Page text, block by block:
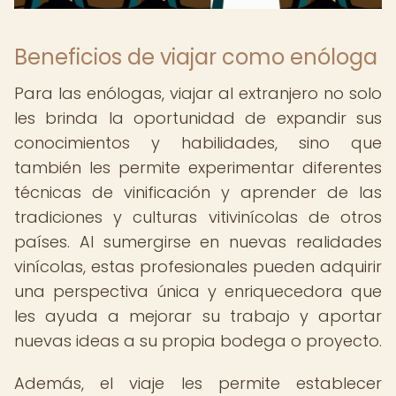
Beneficios de viajar como enóloga
Para las enólogas, viajar al extranjero no solo
les brinda la oportunidad de expandir sus
conocimientos y habilidades, sino que
también les permite experimentar diferentes
técnicas de vinificación y aprender de las
tradiciones y culturas vitivinícolas de otros
países. Al sumergirse en nuevas realidades
vinícolas, estas profesionales pueden adquirir
una perspectiva única y enriquecedora que
les ayuda a mejorar su trabajo y aportar
nuevas ideas a su propia bodega o proyecto.
Además, el viaje les permite establecer